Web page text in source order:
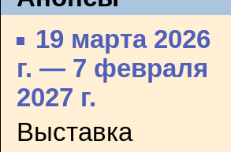
19 марта 2026
г. — 7 февраля
2027 г.
Выставка